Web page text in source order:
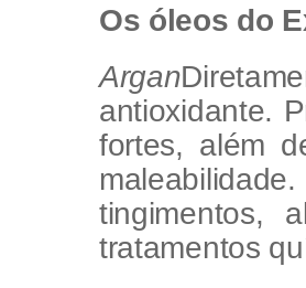
Os óleos do
Argan
antioxidante.
fortes, além
tingimentos,
tratamentos